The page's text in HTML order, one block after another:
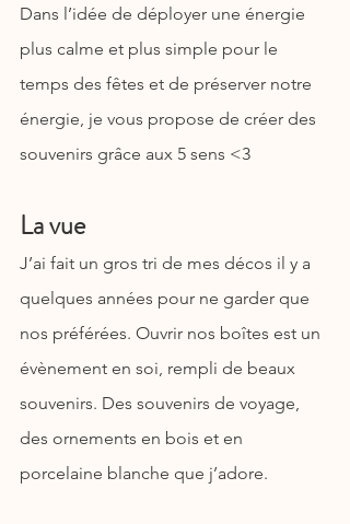
Dans l’idée de déployer une énergie
plus calme et plus simple pour le
temps des fêtes et de préserver notre
énergie, je vous propose de créer des
souvenirs grâce aux 5 sens <3
La vue
J’ai fait un gros tri de mes décos il y a
quelques années pour ne garder que
nos préférées. Ouvrir nos boîtes est un
évènement en soi, rempli de beaux
souvenirs. Des souvenirs de voyage,
des ornements en bois et en
porcelaine blanche que j’adore.